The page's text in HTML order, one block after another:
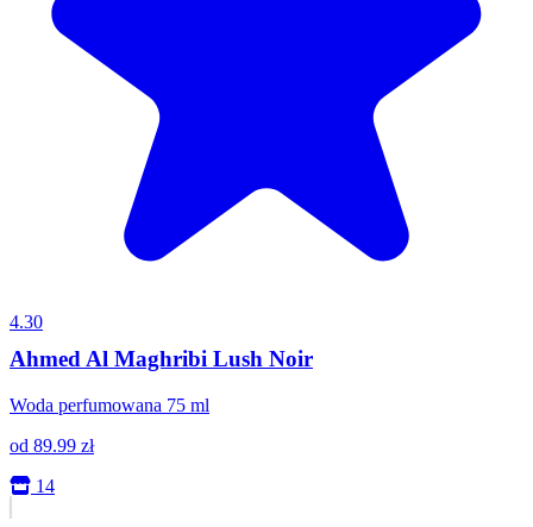
4.30
Ahmed Al Maghribi Lush Noir
Woda perfumowana 75 ml
od 89.99 zł
14